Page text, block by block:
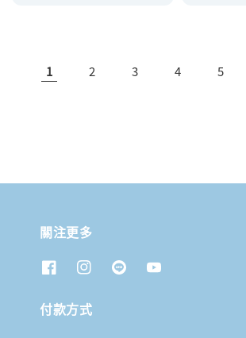
1 2 3 4 5
關注更多
付款方式